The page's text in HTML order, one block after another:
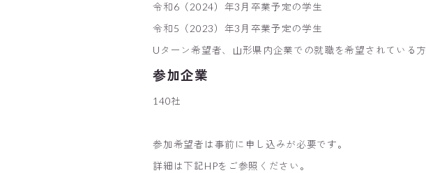
令和6（2024）年3月卒業予定の学生
令和5（2023）年3月卒業予定の学生
Uターン希望者、山形県内企業での就職を希望されている方
参加企業
140社
参加希望者は事前に申し込みが必要です。
詳細は下記HPをご参照ください。